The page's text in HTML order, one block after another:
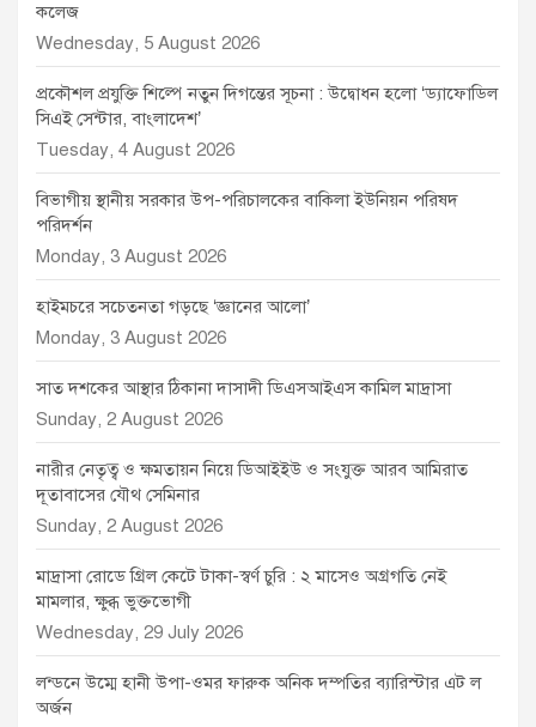
কলেজ
Wednesday, 5 August 2026
প্রকৌশল প্রযুক্তি শিল্পে নতুন দিগন্তের সূচনা : উদ্বোধন হলো ‘ড্যাফোডিল
সিএই সেন্টার, বাংলাদেশ’
Tuesday, 4 August 2026
বিভাগীয় স্থানীয় সরকার উপ-পরিচালকের বাকিলা ইউনিয়ন পরিষদ
পরিদর্শন
Monday, 3 August 2026
হাইমচরে সচেতনতা গড়ছে ‘জ্ঞানের আলো’
Monday, 3 August 2026
সাত দশকের আস্থার ঠিকানা দাসাদী ডিএসআইএস কামিল মাদ্রাসা
Sunday, 2 August 2026
নারীর নেতৃত্ব ও ক্ষমতায়ন নিয়ে ডিআইইউ ও সংযুক্ত আরব আমিরাত
দূতাবাসের যৌথ সেমিনার
Sunday, 2 August 2026
মাদ্রাসা রোডে গ্রিল কেটে টাকা-স্বর্ণ চুরি : ২ মাসেও অগ্রগতি নেই
মামলার, ক্ষুব্ধ ভুক্তভোগী
Wednesday, 29 July 2026
লন্ডনে উম্মে হানী উপা-ওমর ফারুক অনিক দম্পতির ব্যারিস্টার এট ল
অর্জন